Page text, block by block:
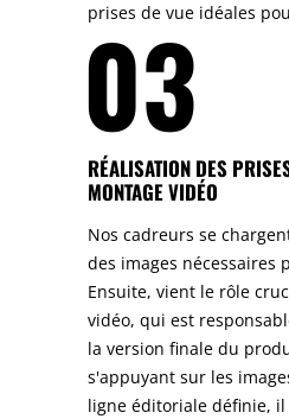
prises de vue idéales
03
RÉALISATION DES
MONTAGE VIDÉO
Nos cadreurs se
des images nécessaires
Ensuite, vient le rôle
vidéo, qui est
la version finale du
s'appuyant sur les
ligne éditoriale définie,